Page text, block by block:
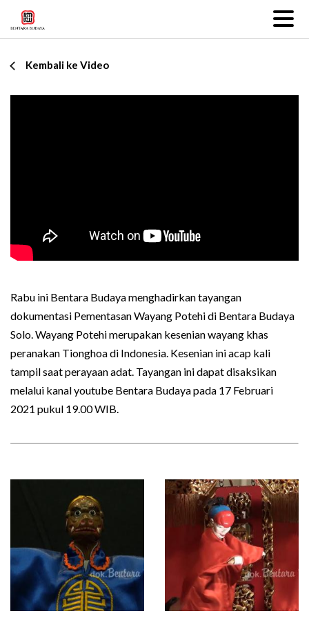
Kembali ke Video
Rabu ini Bentara Budaya menghadirkan tayangan
dokumentasi Pementasan Wayang Potehi di Bentara Budaya
Solo. Wayang Potehi merupakan kesenian wayang khas
peranakan Tionghoa di Indonesia. Kesenian ini acap kali
tampil saat perayaan adat. Tayangan ini dapat disaksikan
melalui kanal youtube Bentara Budaya pada 17 Februari
2021 pukul 19.00 WIB.